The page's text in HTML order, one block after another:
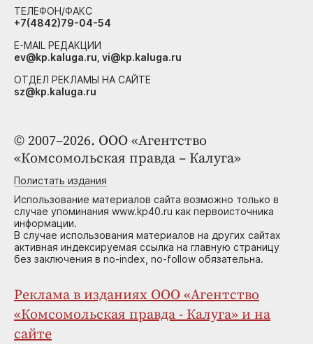
© 2007–2026. ООО «Агентство
«Комсомольская правда – Калуга»
Полистать издания
Использование материалов сайта возможно только в
случае упоминания www.kp40.ru как первоисточника
информации.
В случае использования материалов на других сайтах
активная индексируемая ссылка на главную страницу
без заключения в no-index, no-follow обязательна.
Реклама в изданиях ООО «Агентство
«Комсомольская правда - Калуга» и на
сайте
ТЕЛЕФОН/ФАКС
+7(4842)79-04-54
E-MAIL РЕДАКЦИИ
ev@kp.kaluga.ru, vi@kp.kaluga.ru
ОТДЕЛ РЕКЛАМЫ НА САЙТЕ
sz@kp.kaluga.ru